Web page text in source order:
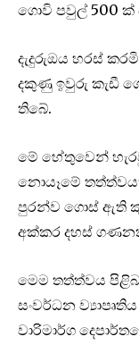
ගොවි පවුල් 500 ක්
දැදුරුඔය හරස්
දකුණු ඉවුරු කැඩී
තිබේ.
මේ හේතුවෙන්
නොයෑමේ
පුරන්ව ගොස් ඇති
අක්කර දහස්
මෙම තත්ත්වය
සංවර්ධන
වාරිමාර්ග